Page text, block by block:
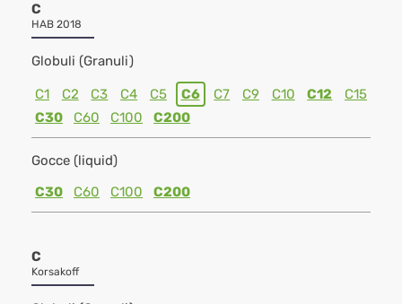
C
HAB 2018
Globuli (Granuli)
C1 C2 C3 C4 C5 C6 C7 C9 C10 C12
C15
C30
C60 C100 C200
Gocce (liquid)
C30
C60 C100 C200
C
Korsakoff